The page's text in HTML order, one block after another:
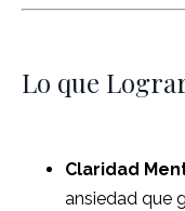
Lo que
Claridad
ansiedad que